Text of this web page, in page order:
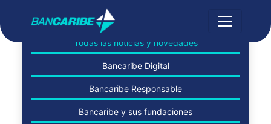
Todas las noticias y novedades
Bancaribe Digital
Bancaribe Responsable
Bancaribe y sus fundaciones